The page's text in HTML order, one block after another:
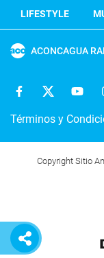
LIFESTYLE
ACONCAGUA
Términos y
Copyright Sitio